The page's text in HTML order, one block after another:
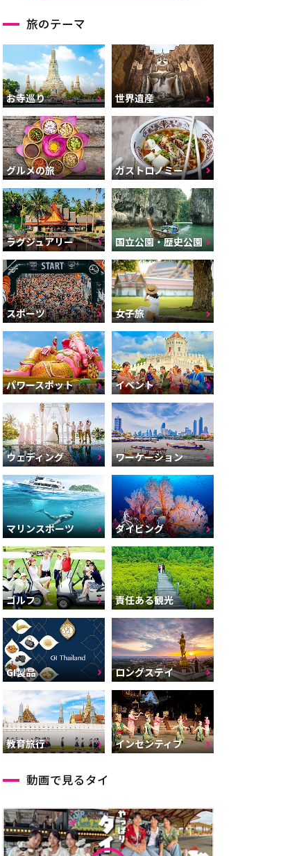
旅のテーマ
お寺巡り 世界遺産
グルメの旅 ガストロノミー
ラグジュアリー 国立公園・歴史公園
スポーツ 女子旅
パワースポット イベント
ウェディング ワーケーション
マリンスポーツ ダイビング
ゴルフ 責任ある観光
GI製品 ロングステイ
教育旅行 インセンティブ
動画で見るタイ